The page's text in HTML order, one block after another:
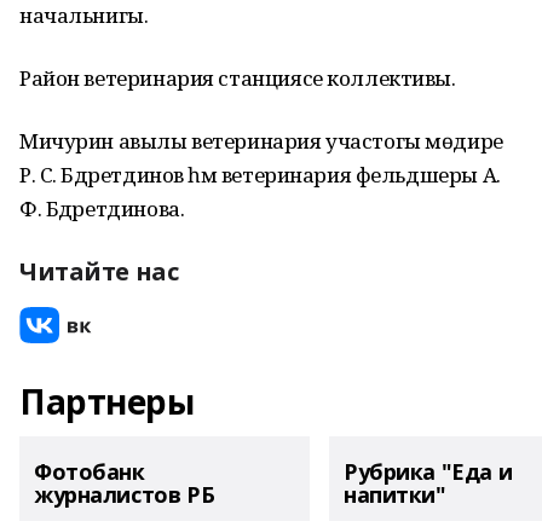
начальнигы.
Район ветеринария станциясе коллективы.
Мичурин авылы ветеринария участогы мөдире
Р. С. Бәдретдинов һәм ветеринария фельдшеры А.
Ф. Бәдретдинова.
Читайте нас
Партнеры
Фотобанк
журналистов РБ
Рубрика "Еда и
напитки"